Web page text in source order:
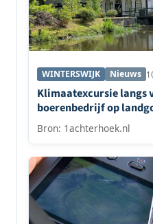
WINTERSWIJK Nieuws
Klimaatexcursie langs
boerenbedrijf op
Bron: 1achterhoek.nl